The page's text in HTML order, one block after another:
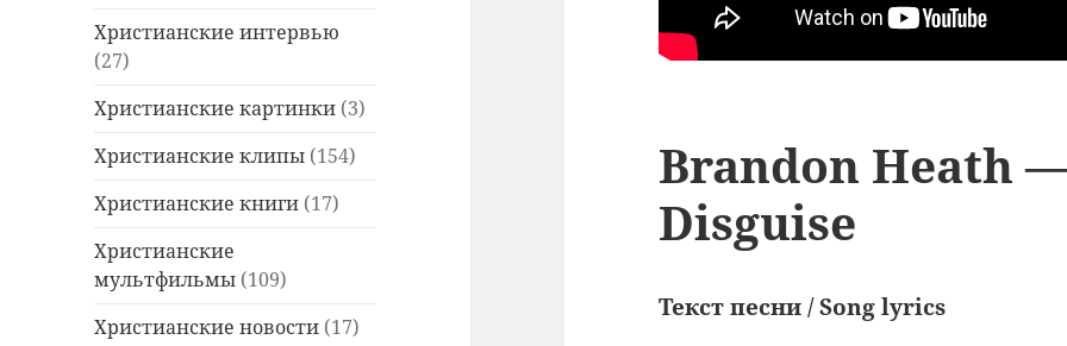
Христианские интервью
(27)
Христианские картинки (3)
Христианские клипы (154)
Христианские книги (17)
Христианские
мультфильмы (109)
Христианские новости (17)
Brandon Heath
Disguise
Текст песни / Song lyrics